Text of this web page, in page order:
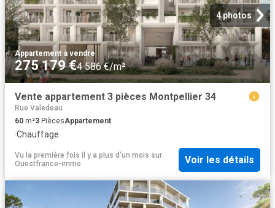
4 photos
Appartement·à vendre
275 179 €4 586 €/m²
Vente appartement 3 pièces Montpellier 34
Rue Valedeau
60 m²3 PiècesAppartement
·Chauffage
Vu la première fois il y a plus d'un mois sur
Ouestfrance-immo
Voir les détails